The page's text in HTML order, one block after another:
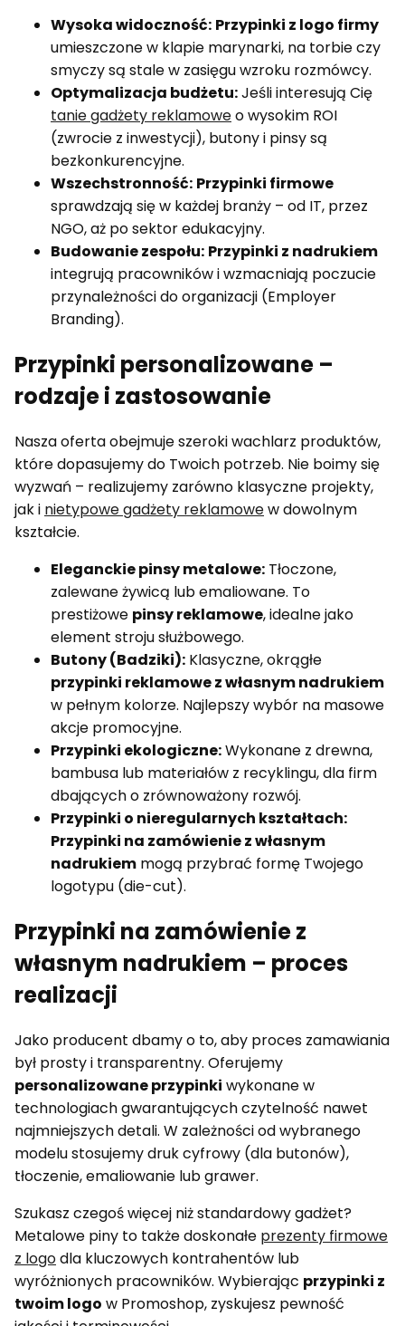
Wysoka widoczność: Przypinki z logo firmy
umieszczone w klapie marynarki, na torbie czy
smyczy są stale w zasięgu wzroku rozmówcy.
Optymalizacja budżetu:Jeśli interesują Cię
tanie gadżety reklamoweo wysokim ROI
(zwrocie z inwestycji), butony i pinsy są
bezkonkurencyjne.
Wszechstronność: Przypinki firmowe
sprawdzają się w każdej branży – od IT, przez
NGO, aż po sektor edukacyjny.
Budowanie zespołu: Przypinki z nadrukiem
integrują pracowników i wzmacniają poczucie
przynależności do organizacji (Employer
Branding).
Przypinki personalizowane –
rodzaje i zastosowanie
Nasza oferta obejmuje szeroki wachlarz produktów,
które dopasujemy do Twoich potrzeb. Nie boimy się
wyzwań – realizujemy zarówno klasyczne projekty,
jak i nietypowe gadżety reklamowew dowolnym
kształcie.
Eleganckie pinsy metalowe: Tłoczone,
zalewane żywicą lub emaliowane. To
prestiżowe pinsy reklamowe, idealne jako
element stroju służbowego.
Butony (Badziki): Klasyczne, okrągłe
przypinki reklamowe z własnym nadrukiem
w pełnym kolorze. Najlepszy wybór na masowe
akcje promocyjne.
Przypinki ekologiczne:Wykonane z drewna,
bambusa lub materiałów z recyklingu, dla firm
dbających o zrównoważony rozwój.
Przypinki o nieregularnych kształtach:
Przypinki na zamówienie z własnym
nadrukiem mogą przybrać formę Twojego
logotypu (die-cut).
Przypinki na zamówienie z
własnym nadrukiem – proces
realizacji
Jako producent dbamy o to, aby proces zamawiania
był prosty i transparentny. Oferujemy
personalizowane przypinki wykonane w
technologiach gwarantujących czytelność nawet
najmniejszych detali. W zależności od wybranego
modelu stosujemy druk cyfrowy (dla butonów),
tłoczenie, emaliowanie lub grawer.
Szukasz czegoś więcej niż standardowy gadżet?
Metalowe piny to także doskonałe prezenty firmowe
z logodla kluczowych kontrahentów lub
wyróżnionych pracowników. Wybierając przypinki z
twoim logo w Promoshop, zyskujesz pewność